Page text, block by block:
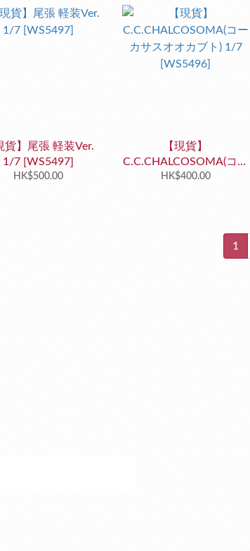
貨】尾張 軽装Ver.
1/7 [WS5497]
HK$500.00
【現貨】
C.C.CHALCOSOMA(コー
カサスオオカブト) 1/7
HK$400.00
1